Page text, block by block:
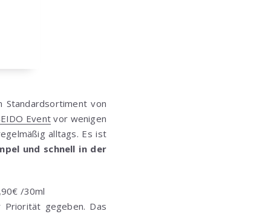
Standardsortiment von
Eventvor wenigen
alltags. Es ist
und schnell in der
/30ml
Priorität gegeben. Das